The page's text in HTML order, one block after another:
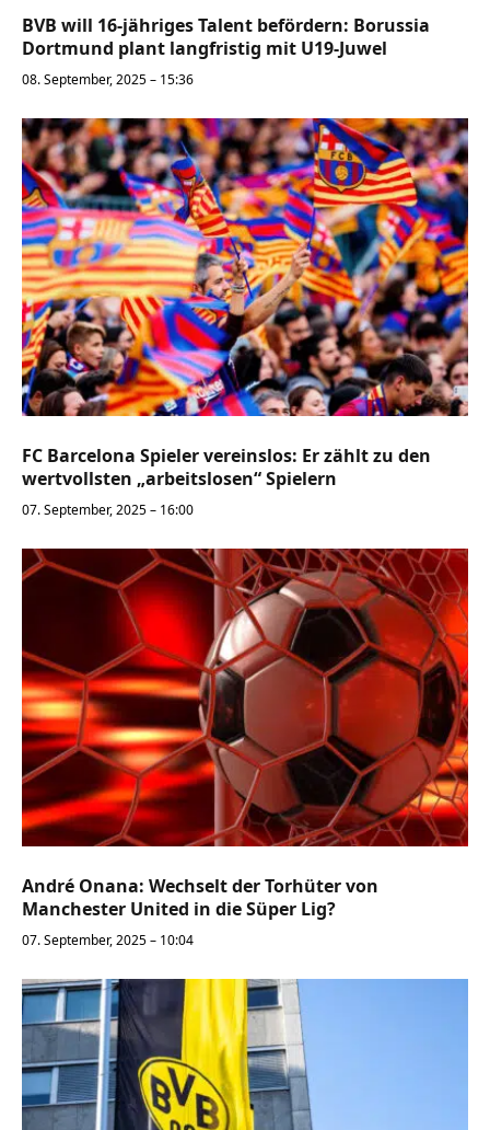
BVB will 16-jähriges Talent befördern: Borussia
Dortmund plant langfristig mit U19-Juwel
08. September, 2025 – 15:36
FC Barcelona Spieler vereinslos: Er zählt zu den
wertvollsten „arbeitslosen“ Spielern
07. September, 2025 – 16:00
André Onana: Wechselt der Torhüter von
Manchester United in die Süper Lig?
07. September, 2025 – 10:04